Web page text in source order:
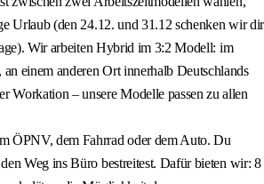
Urlaub (den 24.12. und 31.12 schenken wir dir
Wir arbeiten Hybrid im 3:2 Modell: im
einem anderen Ort innerhalb Deutschlands
Workation – unsere Modelle passen zu allen
ÖPNV, dem Fahrrad oder dem Auto. Du
Weg ins Büro bestreitest. Dafür bieten wir: 8